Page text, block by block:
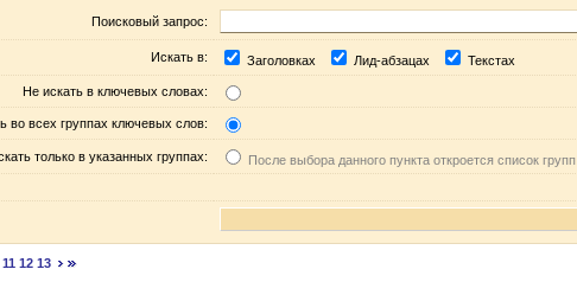
Поисковый запрос:
Искать в: Заголовках Лид-абзацах Текстах
Не искать в ключевых словах:
во всех группах ключевых слов:
только в указанных группах: После выбора данного пункта откроется список групп
11 12 13